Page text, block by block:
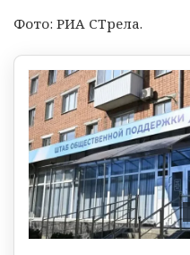
Фото: РИА СТрела.